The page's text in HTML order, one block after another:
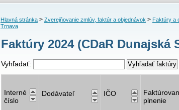
Hlavná stránka> Zverejňovanie zmlúv, faktúr a objednávok> Faktúry a
Trnava
Faktúry 2024 (CDaR Dunajská
Vyhľadať:
Interné
číslo
Dodávateľ IČO
plnenie